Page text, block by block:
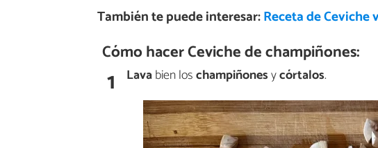
También te puede interesar:Receta de Ceviche
Cómo hacer Ceviche de champiñones:
1 Lavabien loschampiñonesycórtalos.